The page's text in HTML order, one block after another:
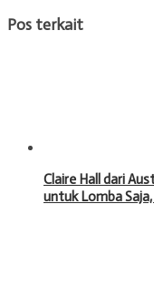
Pos terkait
Claire Hall dari
untuk Lomba